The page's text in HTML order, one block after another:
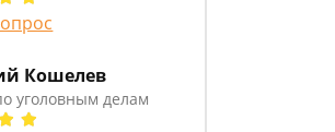
Кошелев
уголовным делам